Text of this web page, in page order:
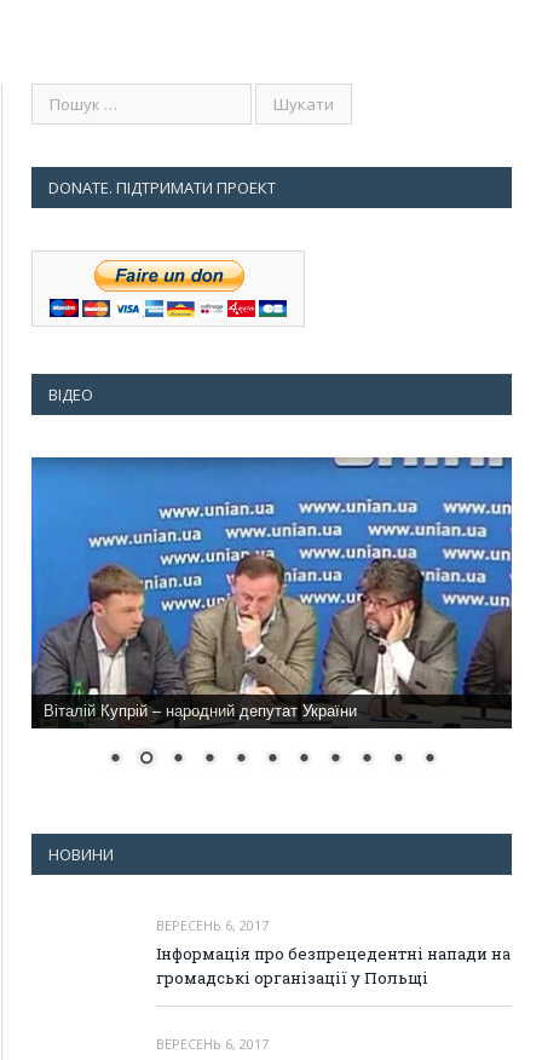
DONATE. ПІДТРИМАТИ ПРОЕКТ
ВІДЕО
Віталій Купрій – народний депутат України
НОВИНИ
ВЕРЕСЕНЬ 6, 2017
Інформація про безпрецедентні напади на
громадські організації у Польщі
ВЕРЕСЕНЬ 6, 2017